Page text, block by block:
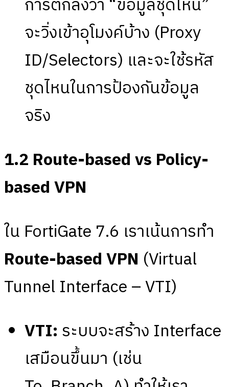
การตกลงว่า “ข้อมูลชุดไหน”
จะวิ่งเข้าอุโมงค์บ้าง (Proxy
ID/Selectors) และจะใช้รหัส
ชุดไหนในการป้องกันข้อมูล
จริง
1.2 Route-based vs Policy-
based VPN
ใน FortiGate 7.6 เราเน้นการทำ
Route-based VPN (Virtual
Tunnel Interface – VTI)
VTI: ระบบจะสร้าง Interface
เสมือนขึ้นมา (เช่น